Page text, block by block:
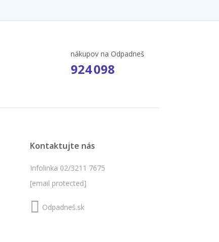
nákupov na Odpadneš
924 098
Kontaktujte nás
Infolinka 02/3211 7675
[email protected]
Odpadneš.sk